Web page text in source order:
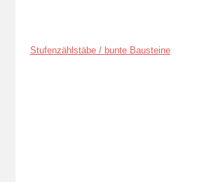
Stufenzählstäbe / bunte Bausteine